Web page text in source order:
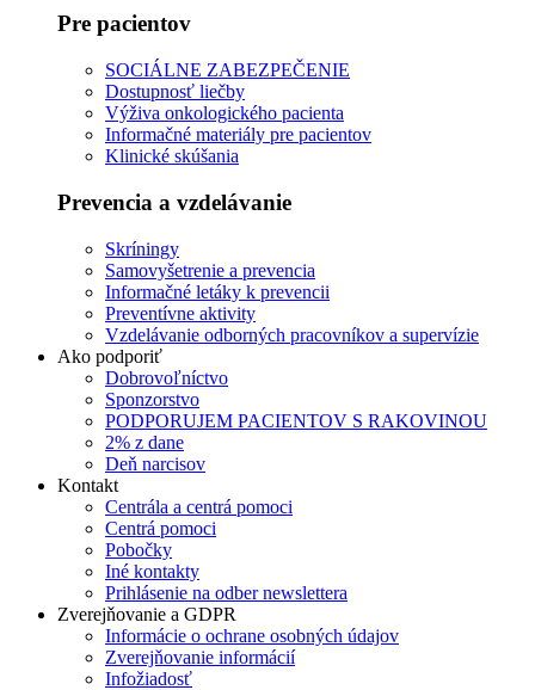
Pre pacientov
SOCIÁLNE ZABEZPEČENIE
Dostupnosť liečby
Výživa onkologického pacienta
Informačné materiály pre pacientov
Klinické skúšania
Prevencia a vzdelávanie
Skríningy
Samovyšetrenie a prevencia
Informačné letáky k prevencii
Preventívne aktivity
Vzdelávanie odborných pracovníkov a supervízie
Ako podporiť
Dobrovoľníctvo
Sponzorstvo
PODPORUJEM PACIENTOV S RAKOVINOU
2% z dane
Deň narcisov
Kontakt
Centrála a centrá pomoci
Centrá pomoci
Pobočky
Iné kontakty
Prihlásenie na odber newslettera
Zverejňovanie a GDPR
Informácie o ochrane osobných údajov
Zverejňovanie informácií
Infožiadosť